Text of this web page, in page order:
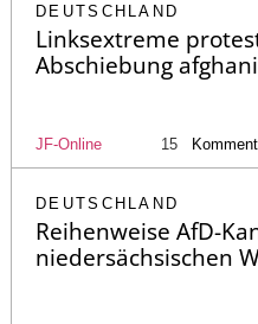
DEUTSCHLAND
Linksextreme
Abschiebung
JF-Online 15
DEUTSCHLAND
Reihenweise AfD-
niedersächsischen